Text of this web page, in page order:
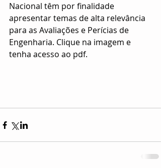
Nacional têm por finalidade
apresentar temas de alta relevância
para as Avaliações e Perícias de
Engenharia. Clique na imagem e
tenha acesso ao pdf.